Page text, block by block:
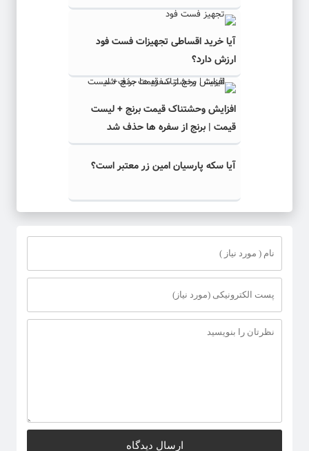
آیا خرید اقساطی تجهیزات فست فود
ارزش دارد؟
افزایش وحشتناک قیمت برنج + لیست
قیمت | برنج از سفره ها حذف شد
آیا سکه پارسیان امین زر معتبر است؟